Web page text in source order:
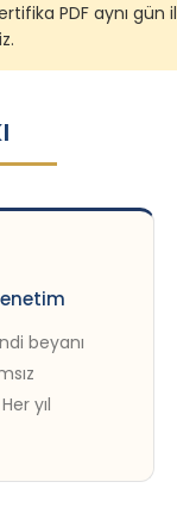
PDF aynı gün
beyanı
yıl